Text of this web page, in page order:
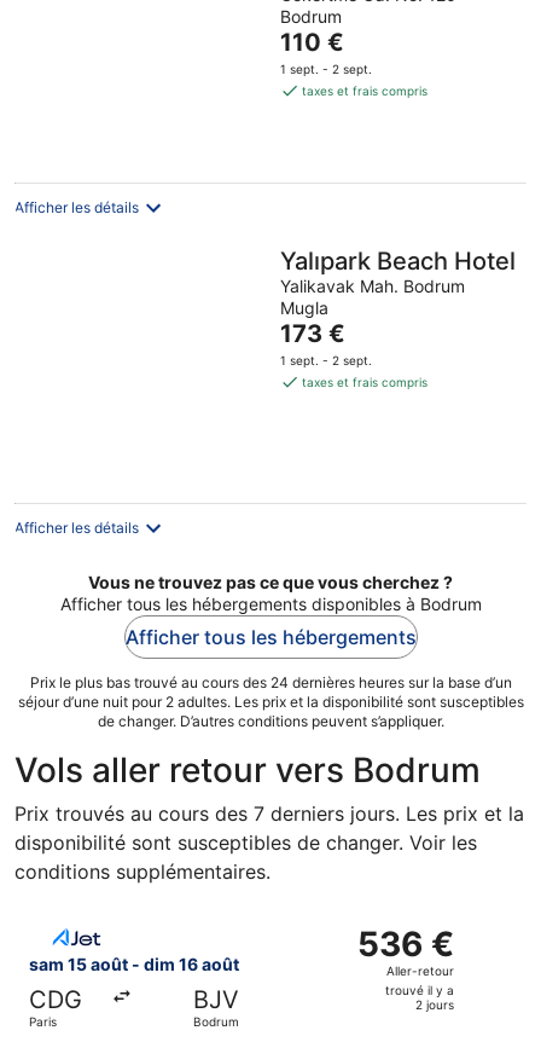
Bodrum
Le
prix
est
nuit
110 €
1 sept. - 2 sept.
taxes et frais compris
Afficher les détails
Yalıpark Beach Hotel
Yalikavak Mah. Bodrum
Mugla
Le
prix
est
173 €
1 sept. - 2 sept.
taxes et frais compris
Afficher les détails
Vous ne trouvez pas ce que vous cherchez ?
Afficher tous les hébergements disponibles à Bodrum
Afficher tous les hébergements
Prix le plus bas trouvé au cours des 24 dernières heures sur la base d’un
séjour d’une nuit pour 2 adultes. Les prix et la disponibilité sont susceptibles
de changer. D’autres conditions peuvent s’appliquer.
Vols aller retour vers Bodrum
Prix trouvés au cours des 7 derniers jours. Les prix et la
disponibilité sont susceptibles de changer. Voir les
conditions supplémentaires.
sam 15 août - dim 16 août
CDG
Paris
BJV
Bodrum
536 €
Aller-
retour,
536 €
Aller-retour
trouvé il y a
2 jours